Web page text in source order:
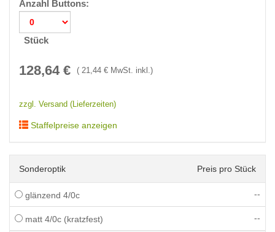
Anzahl Buttons:
Stück
128,64 € ( 21,44 € MwSt. inkl.)
zzgl. Versand (Lieferzeiten)
Staffelpreise anzeigen
Sonderoptik Preis pro Stück
glänzend 4/0c --
matt 4/0c (kratzfest) --